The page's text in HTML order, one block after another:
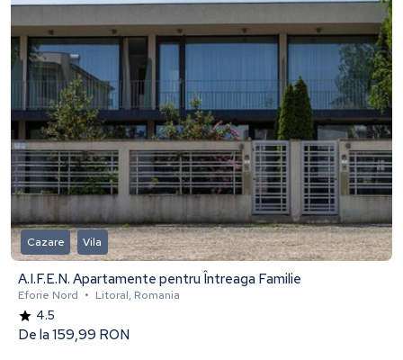
Cazare Vila
A.I.F.E.N. Apartamente pentru Întreaga Familie
Eforie Nord • Litoral, Romania
4.5
De la159,99 RON